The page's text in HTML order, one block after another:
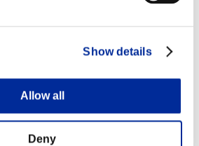
Show details
Allow all
Deny